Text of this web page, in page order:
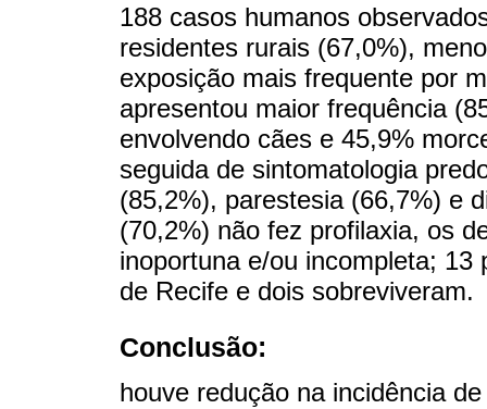
188 casos humanos
residentes rurais (67,0%),
exposição mais frequente por
apresentou maior frequência
envolvendo cães e 45,9%
seguida de sintomatologia
(85,2%), parestesia (66,7%) e
(70,2%) não fez profilaxia, os
inoportuna e/ou incompleta;
de Recife e dois sobreviveram.
Conclusão:
houve redução na incidência